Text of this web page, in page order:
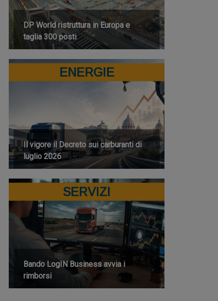
DP World ristruttura in Europa e
taglia 300 posti
ENERGIE
Il vigore il Decreto sui carburanti di
luglio 2026
SERVIZI
Bando LogIN Business avvia i
rimborsi